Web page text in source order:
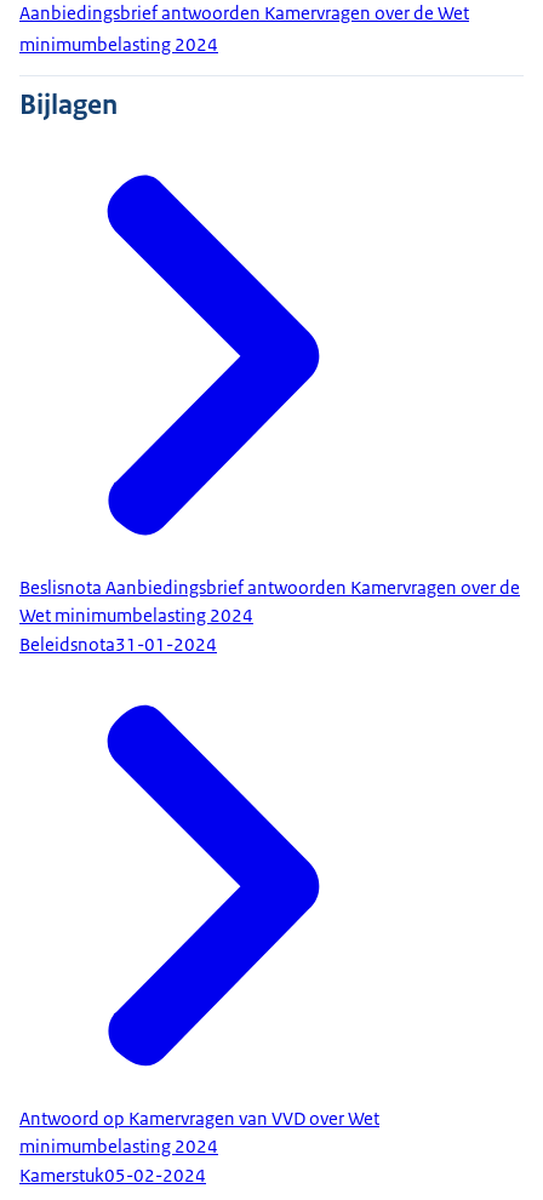
Aanbiedingsbrief antwoorden Kamervragen over de Wet
minimumbelasting 2024
Bijlagen
Beslisnota Aanbiedingsbrief antwoorden Kamervragen over de
Wet minimumbelasting 2024
Beleidsnota31-01-2024
Antwoord op Kamervragen van VVD over Wet
minimumbelasting 2024
Kamerstuk05-02-2024